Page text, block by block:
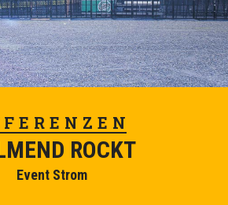
ROCKT
Event Strom